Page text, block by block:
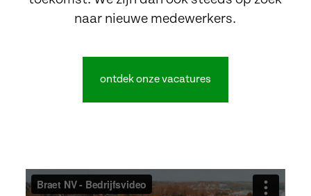
naar nieuwe medewerkers.
ontdek onze vacatures